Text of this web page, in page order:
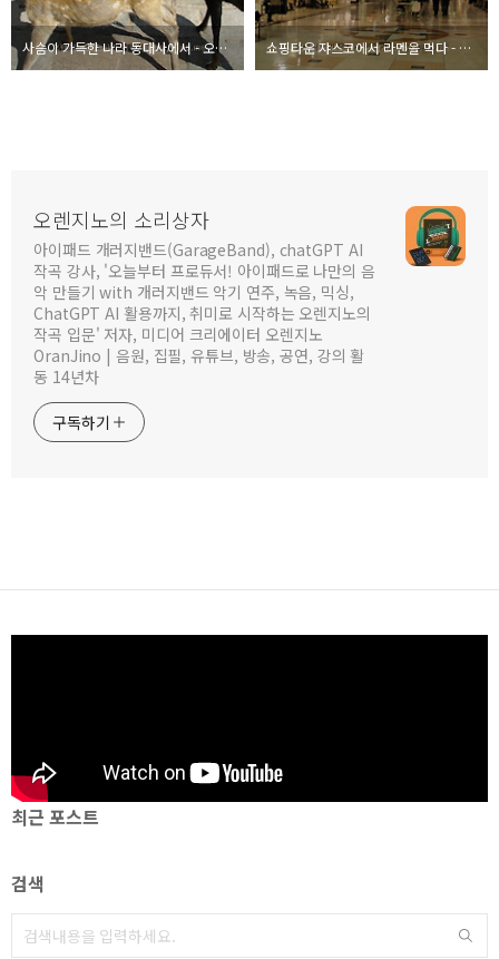
사슴이 가득한 나라 동대사에서 - 오사카 여행기 #4 쇼핑타운 쟈스코에서 라멘을 먹다 - 오사카 여행기 #3
오렌지노의 소리상자
아이패드 개러지밴드(GarageBand), chatGPT AI
작곡 강사, '오늘부터 프로듀서! 아이패드로 나만의 음
악 만들기 with 개러지밴드 악기 연주, 녹음, 믹싱,
ChatGPT AI 활용까지, 취미로 시작하는 오렌지노의
작곡 입문' 저자, 미디어 크리에이터 오렌지노
OranJino | 음원, 집필, 유튜브, 방송, 공연, 강의 활
동 14년차
구독하기
최근 포스트
검색